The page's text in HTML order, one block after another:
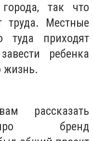
так что
труда. Местные
туда приходят
ребенка
жизнь.
рассказать
про бренд